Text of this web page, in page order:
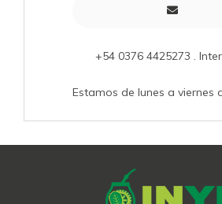
+54 0376 4425273 .
Estamos de lunes a viernes